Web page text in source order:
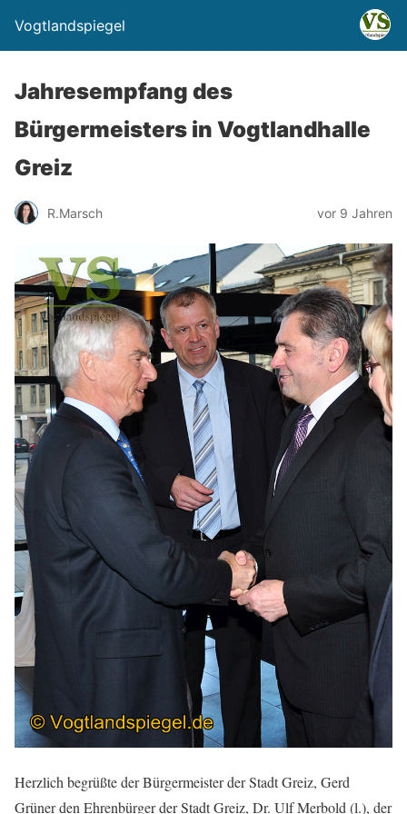
Vogtlandspiegel
Jahresempfang des
Bürgermeisters in Vogtlandhalle
Greiz
R.Marsch vor 9 Jahren
Herzlich begrüßte der Bürgermeister der Stadt Greiz, Gerd
Grüner den Ehrenbürger der Stadt Greiz, Dr. Ulf Merbold (l.), der